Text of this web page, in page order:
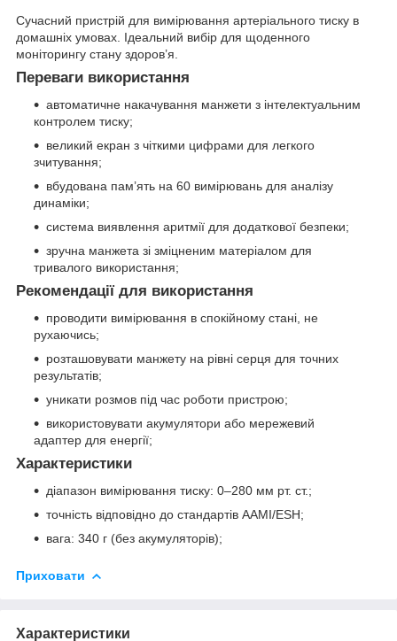
Сучасний пристрій для вимірювання артеріального тиску в
домашніх умовах. Ідеальний вибір для щоденного
моніторингу стану здоров’я.
Переваги використання
автоматичне накачування манжети з інтелектуальним
контролем тиску;
великий екран з чіткими цифрами для легкого
зчитування;
вбудована пам’ять на 60 вимірювань для аналізу
динаміки;
система виявлення аритмії для додаткової безпеки;
зручна манжета зі зміцненим матеріалом для
тривалого використання;
Рекомендації для використання
проводити вимірювання в спокійному стані, не
рухаючись;
розташовувати манжету на рівні серця для точних
результатів;
уникати розмов під час роботи пристрою;
використовувати акумулятори або мережевий
адаптер для енергії;
Характеристики
діапазон вимірювання тиску: 0–280 мм рт. ст.;
точність відповідно до стандартів AAMI/ESH;
вага: 340 г (без акумуляторів);
Приховати
Характеристики